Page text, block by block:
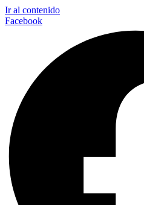
Ir al contenido
Facebook